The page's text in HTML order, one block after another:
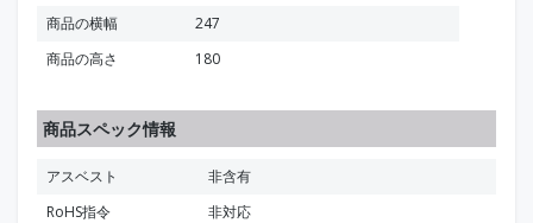
商品の横幅
247
商品の高さ
180
商品スペック情報
アスベスト
非含有
RoHS指令
非対応